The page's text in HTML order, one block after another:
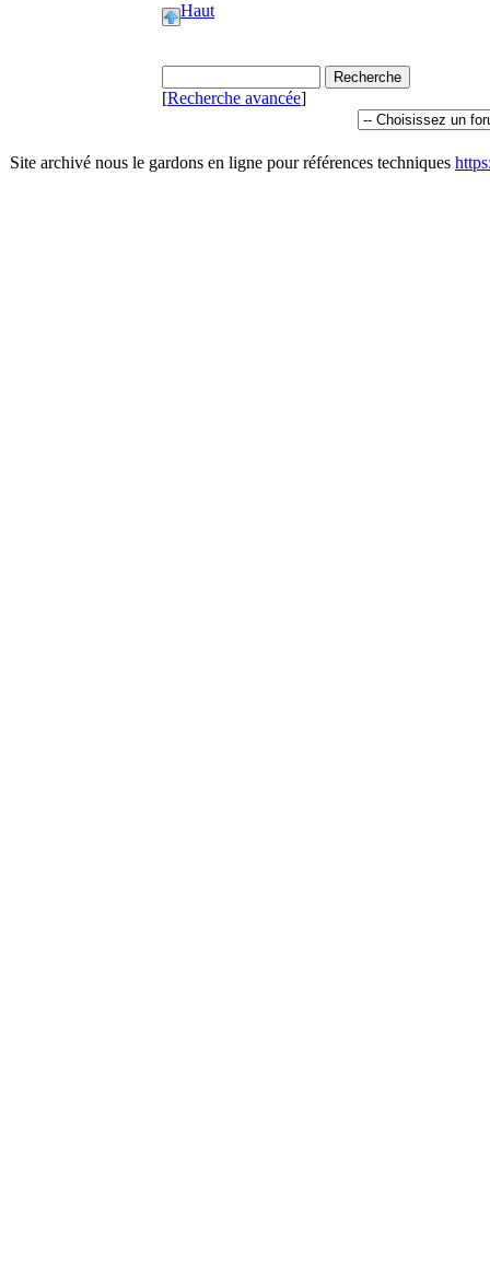
Haut
[Recherche avancée]
Site archivé nous le gardons en ligne pour références techniques